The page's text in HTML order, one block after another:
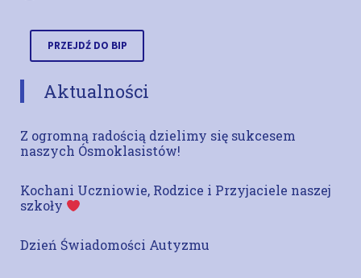
PRZEJDŹ DO BIP
Aktualności
Z ogromną radością dzielimy się sukcesem
naszych Ósmoklasistów!
Kochani Uczniowie, Rodzice i Przyjaciele naszej
szkoły
Dzień Świadomości Autyzmu